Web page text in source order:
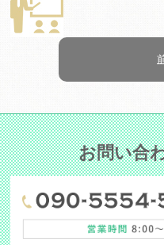
お問い合